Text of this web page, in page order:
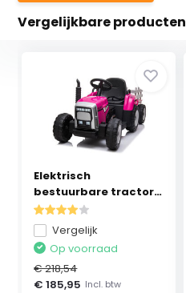
Vergelijkbare producten
Elektrisch
bestuurbare tractor
met aa...
Vergelijk
Op voorraad
€ 218,54
€ 185,95 Incl. btw